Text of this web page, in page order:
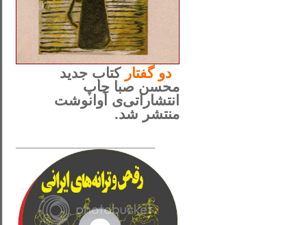
دوگفتار کتاب جدید
محسن صبا چاپ
انتشاراتی‌ی آوانوشت
منتشر شد.